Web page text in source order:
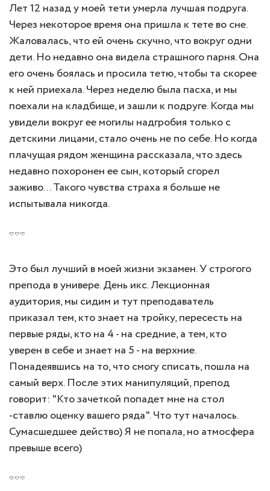
Лет 12 назад у моей тети умерла лучшая подруга.
Через некоторое время она пришла к тете во сне.
Жаловалась, что ей очень скучно, что вокруг одни
дети. Но недавно она видела страшного парня. Она
его очень боялась и просила тетю, чтобы та скорее
к ней приехала. Через неделю была пасха, и мы
поехали на кладбище, и зашли к подруге. Когда мы
увидели вокруг ее могилы надгробия только с
детскими лицами, стало очень не по себе. Но когда
плачущая рядом женщина рассказала, что здесь
недавно похоронен ее сын, который сгорел
заживо... Такого чувства страха я больше не
испытывала никогда.
***
Это был лучший в моей жизни экзамен. У строгого
препода в универе. День икс. Лекционная
аудитория, мы сидим и тут преподаватель
приказал тем, кто знает на тройку, пересесть на
первые ряды, кто на 4 - на средние, а тем, кто
уверен в себе и знает на 5 - на верхние.
Понадеявшись на то, что смогу списать, пошла на
самый верх. После этих манипуляций, препод
говорит: "Кто зачеткой попадет мне на стол
-ставлю оценку вашего ряда". Что тут началось.
Сумасшедшее действо) Я не попала, но атмосфера
превыше всего)
***